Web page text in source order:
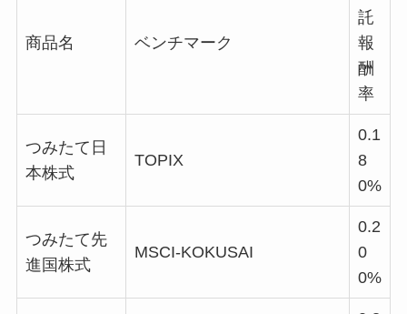
商品名 ベンチマーク
託
報
酬
率
つみたて日
本株式
TOPIX
0.1
8
0%
つみたて先
進国株式
MSCI-KOKUSAI
0.2
0
0%